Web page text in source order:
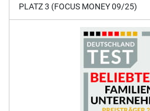
PLATZ 3 (FOCUS MONEY 09/25)